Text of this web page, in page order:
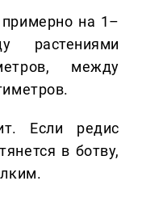
на 1–
растениями
между
Если редис
в ботву,